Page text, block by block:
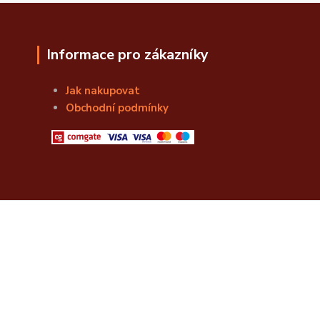
Informace pro zákazníky
Jak nakupovat
Obchodní podmínky